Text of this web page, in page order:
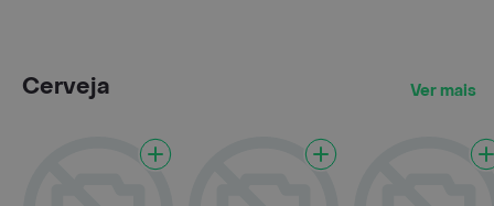
Cerveja Ver mais